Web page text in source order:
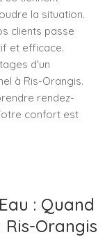
la situation.
clients passe
et efficace.
d'un
à Ris-Orangis.
rendez-
confort est
: Quand
Orangis